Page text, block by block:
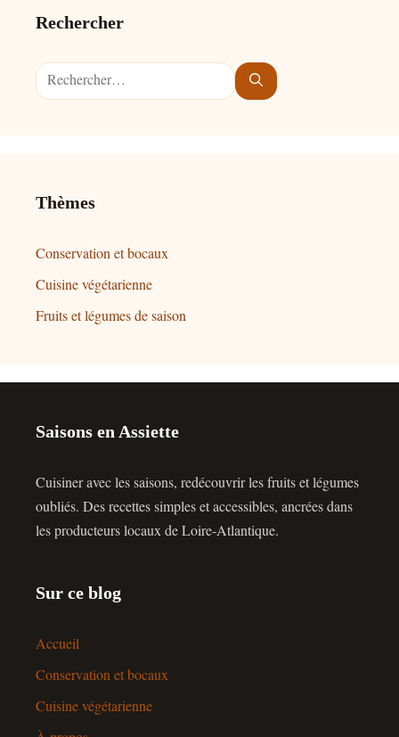
Rechercher
Rechercher :
Thèmes
Conservation et bocaux
Cuisine végétarienne
Fruits et légumes de saison
Saisons en Assiette
Cuisiner avec les saisons, redécouvrir les fruits et légumes
oubliés. Des recettes simples et accessibles, ancrées dans
les producteurs locaux de Loire-Atlantique.
Sur ce blog
Accueil
Conservation et bocaux
Cuisine végétarienne